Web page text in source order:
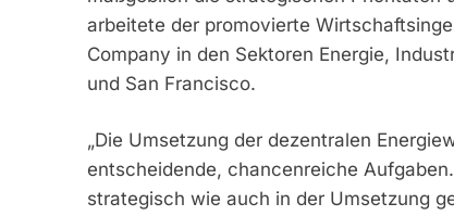
arbeitete der promovierte
Company in den Sektoren Energie,
und San Francisco.
„Die Umsetzung der dezentralen
entscheidende, chancenreiche
strategisch wie auch in der Umsetzung